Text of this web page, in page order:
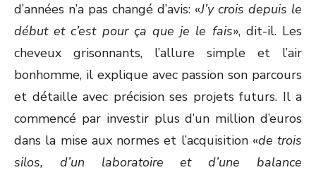
d’années n’a pas changé d’avis: «J’y crois depuis le
début et c’est pour ça que je le fais», dit-il. Les
cheveux grisonnants, l’allure simple et l’air
bonhomme, il explique avec passion son parcours
et détaille avec précision ses projets futurs. Il a
commencé par investir plus d’un million d’euros
dans la mise aux normes et l’acquisition «de trois
silos, d’un laboratoire et d’une balance